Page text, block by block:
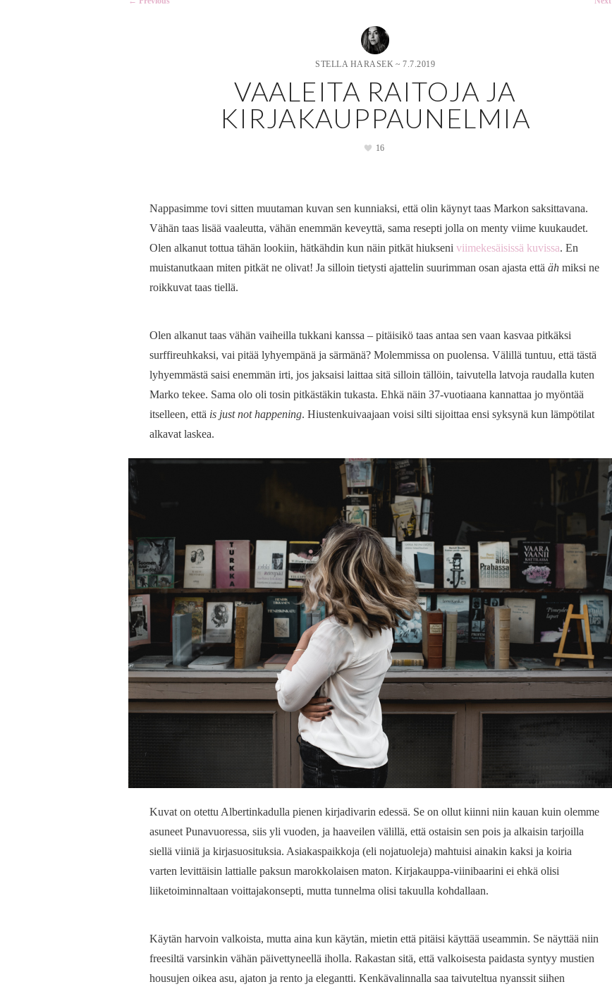
STELLA HARASEK ~ 7.7.2019
VAALEITA RAITOJA JA
KIRJAKAUPPAUNELMIA
16
Nappasimme tovi sitten muutaman kuvan sen kunniaksi, että olin käynyt taas Markon saksittavana.
Vähän taas lisää vaaleutta, vähän enemmän keveyttä, sama resepti jolla on menty viime kuukaudet.
Olen alkanut tottua tähän lookiin, hätkähdin kun näin pitkät hiukseni viimekesäisissä kuvissa. En
muistanutkaan miten pitkät ne olivat! Ja silloin tietysti ajattelin suurimman osan ajasta että äh miksi ne
roikkuvat taas tiellä.
Olen alkanut taas vähän vaiheilla tukkani kanssa – pitäisikö taas antaa sen vaan kasvaa pitkäksi
surffireuhkaksi, vai pitää lyhyempänä ja särmänä? Molemmissa on puolensa. Välillä tuntuu, että tästä
lyhyemmästä saisi enemmän irti, jos jaksaisi laittaa sitä silloin tällöin, taivutella latvoja raudalla kuten
Marko tekee. Sama olo oli tosin pitkästäkin tukasta. Ehkä näin 37-vuotiaana kannattaa jo myöntää
itselleen, että is just not happening. Hiustenkuivaajaan voisi silti sijoittaa ensi syksynä kun lämpötilat
alkavat laskea.
Kuvat on otettu Albertinkadulla pienen kirjadivarin edessä. Se on ollut kiinni niin kauan kuin olemme
asuneet Punavuoressa, siis yli vuoden, ja haaveilen välillä, että ostaisin sen pois ja alkaisin tarjoilla
siellä viiniä ja kirjasuosituksia. Asiakaspaikkoja (eli nojatuoleja) mahtuisi ainakin kaksi ja koiria
varten levittäisin lattialle paksun marokkolaisen maton. Kirjakauppa-viinibaarini ei ehkä olisi
liiketoiminnaltaan voittajakonsepti, mutta tunnelma olisi takuulla kohdallaan.
Käytän harvoin valkoista, mutta aina kun käytän, mietin että pitäisi käyttää useammin. Se näyttää niin
freesiltä varsinkin vähän päivettyneellä iholla. Rakastan sitä, että valkoisesta paidasta syntyy mustien
housujen oikea asu, ajaton ja rento ja elegantti. Kenkävalinnalla saa taivuteltua nyanssit siihen